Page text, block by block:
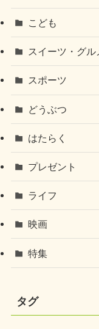
こども
スイーツ・グル
スポーツ
どうぶつ
はたらく
プレゼント
ライフ
映画
特集
タグ